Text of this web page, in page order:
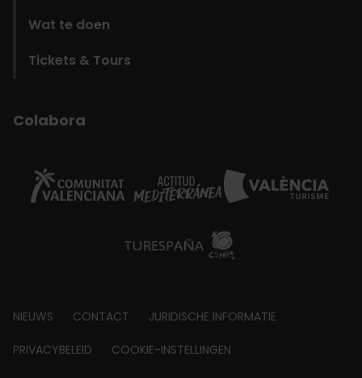
Wat te doen
Tickets & Tours
Colabora
Footer
about
NIEUWS CONTACT JURIDISCHE INFORMATIE
PRIVACYBELEID COOKIE-INSTELLINGEN